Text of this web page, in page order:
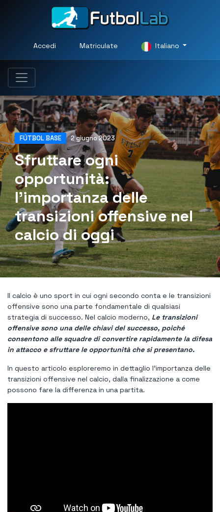
Accedi Matriculate Italiano
FÚTBOL BASE 2 giugno 2023
Sfruttare ogni
opportunità:
l'importanza delle
transizioni offensive nel
calcio di oggi
Il calcio è uno sport in cui ogni secondo conta e le transizioni
offensive sono una parte fondamentale di qualsiasi
strategia di successo. Nel calcio moderno, Le transizioni
offensive sono una delle chiavi del successo, poiché
consentono alle squadre di convertire rapidamente la difesa
in attacco e sfruttare le opportunità che si presentano.
In questo articolo esploreremo in dettaglio l'importanza delle
transizioni offensive nel calcio, dalla finalizzazione a come
possono fare la differenza in una partita.